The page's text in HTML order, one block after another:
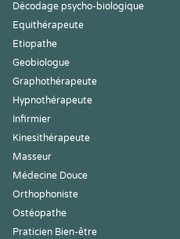
Décodage psycho-biologique
Equithérapeute
Etiopathe
Geobiologue
Graphothérapeute
Hypnothérapeute
Infirmier
Kinesithérapeute
Masseur
Médecine Douce
Orthophoniste
Ostéopathe
Praticien Bien-être